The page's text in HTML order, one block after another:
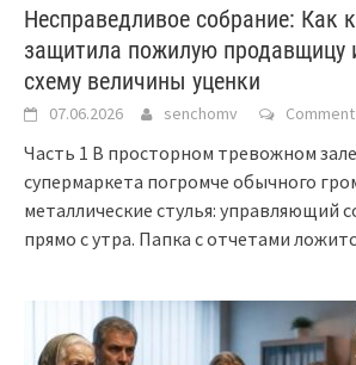
Несправедливое собрание: Как
защитила пожилую продавщицу
схему величины уценки
07.06.2026 senchomv Comment
Часть 1 В просторном тревожном
супермаркета погромче обычного
металлические стулья: управляющий
прямо с утра. Папка с отчетами